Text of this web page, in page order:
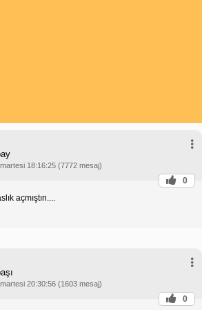
18:16:25 (7772 mesaj)
0
açmıştın....
20:30:56 (1603 mesaj)
0